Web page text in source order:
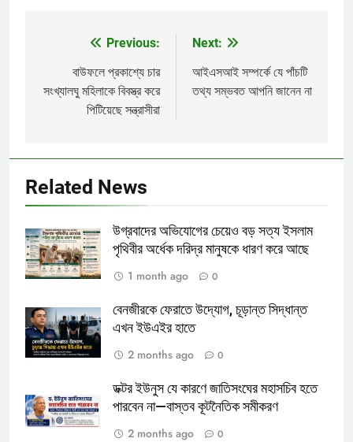
navigation
Previous:
বাউফলে প্রকাশ্যে চার
সংখ্যালঘু মহিলাকে বিবস্ত্র করে
পিটিয়েছে সন্ত্রাসীরা
Next:
আইএসআই সম্পর্কে যে পাঁচটি
তথ্য সম্ভবত আপনি জানেন না
Related News
উগ্রবাদের অভিযোগের চেয়েও বড় সত্য ইসলাম
পৃথিবীর অর্ধেক দরিদ্র মানুষকে ধারণ করে আছে
1 month ago
0
বেনজীরকে ফেরাতে উদ্যোগ, চূড়ান্ত সিদ্ধান্ত
এখন ইউএইর হাতে
2 months ago
0
ডক্টর ইউনুস যে কারণে জাতিসংঘের মহাসচিব হতে
পারবেন না—বাস্তব কূটনৈতিক সমীকরণ
2 months ago
0